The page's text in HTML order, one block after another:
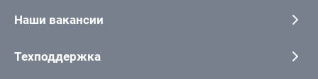
Наши вакансии
Техподдержка